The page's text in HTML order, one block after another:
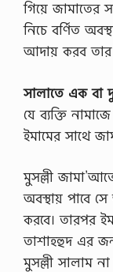
গিয়ে জামাতের
নিচে বর্ণিত
আদায় করব তার
সালাতে এক বা
যে ব্যক্তি
ইমামের সাথে
মুসল্লী
অবস্থায় পাবে
করবে। তারপর
তাশাহহুদ এর
মুসল্লী সালাম